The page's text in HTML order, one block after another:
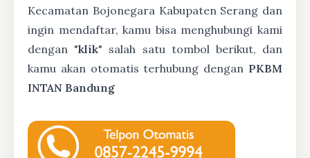
Kecamatan Bojonegara Kabupaten Serang dan
ingin mendaftar, kamu bisa menghubungi kami
dengan "klik" salah satu tombol berikut, dan
kamu akan otomatis terhubung dengan PKBM
INTAN Bandung